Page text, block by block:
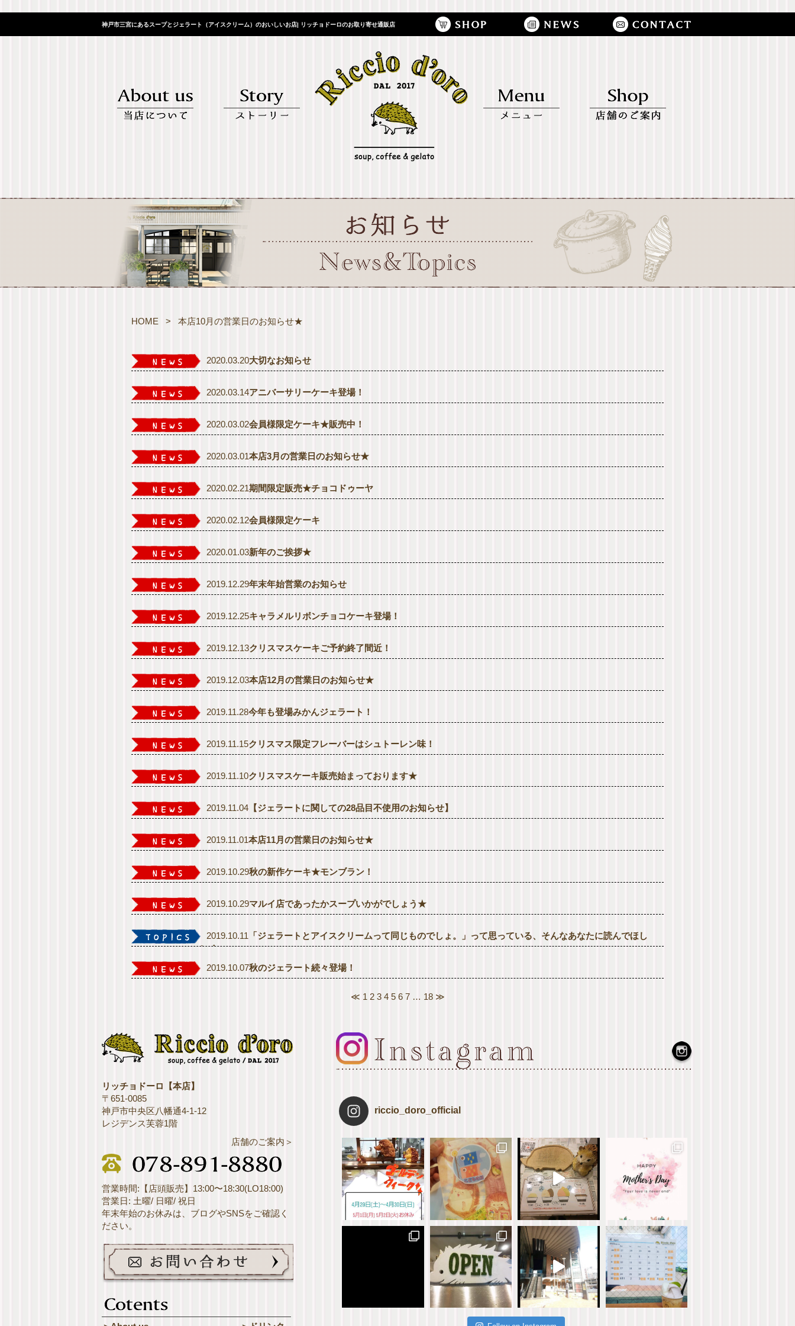
神戸市三宮にあるスープとジェラート（アイスクリーム）のおいしいお店| リッチョドーロのお取り寄せ通販店
HOME > 本店10月の営業日のお知らせ★
2020.03.20大切なお知らせ
2020.03.14アニバーサリーケーキ登場！
2020.03.02会員様限定ケーキ★販売中！
2020.03.01本店3月の営業日のお知らせ★
2020.02.21期間限定販売★チョコドゥーヤ
2020.02.12会員様限定ケーキ
2020.01.03新年のご挨拶★
2019.12.29年末年始営業のお知らせ
2019.12.25キャラメルリボンチョコケーキ登場！
2019.12.13クリスマスケーキご予約終了間近！
2019.12.03本店12月の営業日のお知らせ★
2019.11.28今年も登場みかんジェラート！
2019.11.15クリスマス限定フレーバーはシュトーレン味！
2019.11.10クリスマスケーキ販売始まっております★
2019.11.04 【ジェラートに関しての28品目不使用のお知らせ】
2019.11.01本店11月の営業日のお知らせ★
2019.10.29秋の新作ケーキ★モンブラン！
2019.10.29マルイ店であったかスープいかがでしょう★
2019.10.11 「ジェラートとアイスクリームって同じものでしょ。」って思っている、そんなあなたに読んでほし
い！
2019.10.07秋のジェラート続々登場！
≪ 1 2 3 4 5 6 7 … 18 ≫
リッチョドーロ【本店】
〒651-0085
神戸市中央区八幡通4-1-12
レジデンス芙蓉1階
店舗のご案内＞
営業時間:【店頭販売】13:00〜18:30(LO18:00)
営業日: 土曜/ 日曜/ 祝日
年末年始のお休みは、ブログやSNSをご確認く
ださい。
riccio_doro_official